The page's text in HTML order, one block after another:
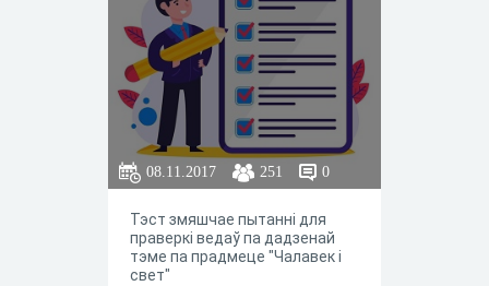
08.11.2017 251 0
Тэст змяшчае пытанні для
праверкі ведаў па дадзенай
тэме па прадмеце "Чалавек і
свет"